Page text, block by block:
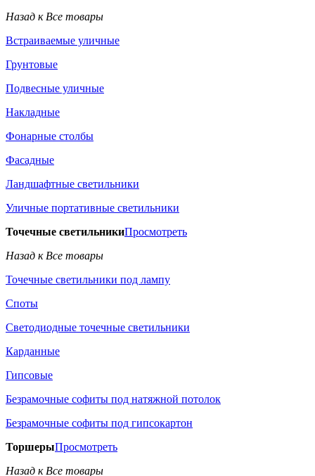
Назад к Все товары
Встраиваемые уличные
Грунтовые
Подвесные уличные
Накладные
Фонарные столбы
Фасадные
Ландшафтные светильники
Уличные портативные светильники
Точечные светильникиПросмотреть
Назад к Все товары
Точечные светильники под лампу
Споты
Светодиодные точечные светильники
Карданные
Гипсовые
Безрамочные софиты под натяжной потолок
Безрамочные софиты под гипсокартон
ТоршерыПросмотреть
Назад к Все товары